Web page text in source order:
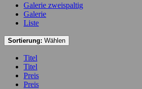
Galerie zweispaltig
Galerie
Liste
Sortierung: Wählen
Titel
Titel
Preis
Preis